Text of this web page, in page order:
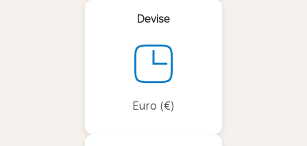
Devise
Euro (€)